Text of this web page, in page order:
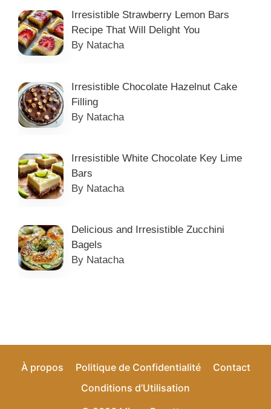
Irresistible Strawberry Lemon Bars
Recipe That Will Delight You
By Natacha
Irresistible Chocolate Hazelnut Cake
Filling
By Natacha
Irresistible White Chocolate Key Lime
Bars
By Natacha
Delicious and Irresistible Zucchini
Bagels
By Natacha
À propos Politique de Confidentialité
Contact
Conditions d’Utilisation